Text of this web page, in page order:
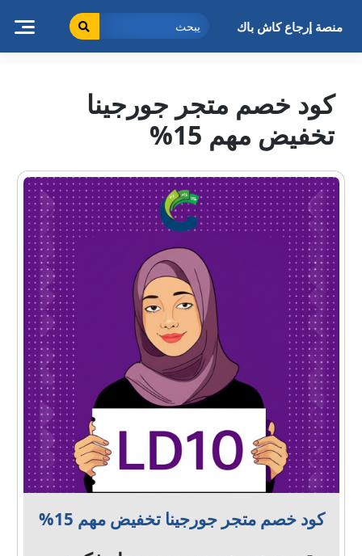
منصة إرجاع كاش باك
كود خصم متجر جورجينا
تخفيض مهم 15%
كود خصم متجر جورجينا تخفيض مهم 15%